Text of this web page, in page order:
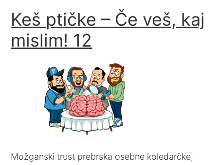
Keš ptičke – Če veš, kaj
mislim! 12
Možganski trust prebrska osebne koledarčke,